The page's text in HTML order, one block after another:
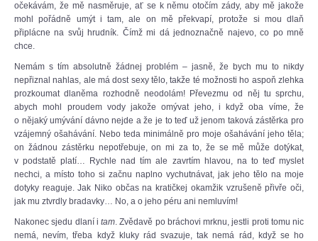
očekávám, že mě nasměruje, ať se k němu otočím zády, aby mě jakože
mohl pořádně umýt i tam, ale on mě překvapí, protože si mou dlaň
připlácne na svůj hrudník. Čímž mi dá jednoznačně najevo, co po mně
chce.
Nemám s tím absolutně žádnej problém – jasně, že bych mu to nikdy
nepřiznal nahlas, ale má dost sexy tělo, takže té možnosti ho aspoň zlehka
prozkoumat dlaněma rozhodně neodolám! Převezmu od něj tu sprchu,
abych mohl proudem vody jakože omývat jeho, i když oba víme, že
o nějaký umývání dávno nejde a že je to teď už jenom taková zástěrka pro
vzájemný ošahávání. Nebo teda minimálně pro moje ošahávání jeho těla;
on žádnou zástěrku nepotřebuje, on mi za to, že se mě může dotýkat,
v podstatě platí… Rychle nad tím ale zavrtím hlavou, na to teď myslet
nechci, a místo toho si začnu naplno vychutnávat, jak jeho tělo na moje
dotyky reaguje. Jak Niko občas na kratičkej okamžik vzrušeně přivře oči,
jak mu ztvrdly bradavky… No, a o jeho péru ani nemluvím!
Nakonec sjedu dlaní i tam. Zvědavě po bráchovi mrknu, jestli proti tomu nic
nemá, nevím, třeba když kluky rád svazuje, tak nemá rád, když se ho